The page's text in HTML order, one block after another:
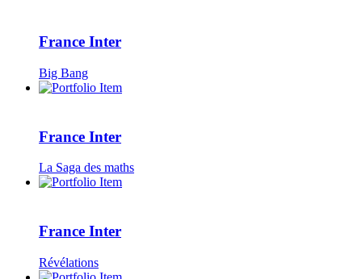
France Inter
Big Bang
France Inter
La Saga des maths
France Inter
Révélations